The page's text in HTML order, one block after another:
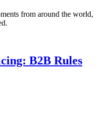
from around the world,
B2B Rules